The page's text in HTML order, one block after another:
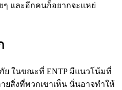
ๆ และอีกคนก็อยากจะแหย่
ย ในขณะที่ ENTP มีแนวโน้มที่
ยสิ่งที่พวกเขาเห็น นั่นอาจทำให้